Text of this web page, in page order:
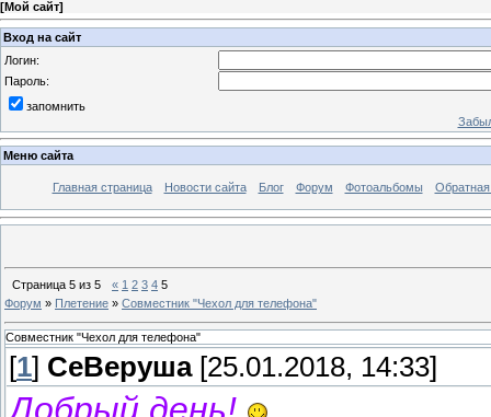
[Мой сайт]
Вход на сайт
Логин:
Пароль:
запомнить
Меню сайта
Главная страница Новости сайта Блог Форум Фотоальбомы Обратная
Страница 5 из 5 « 1 2 3 4 5
Форум » Плетение » Совместник "Чехол для телефона"
Совместник "Чехол для телефона"
[1] СеВеруша[25.01.2018, 14:33]